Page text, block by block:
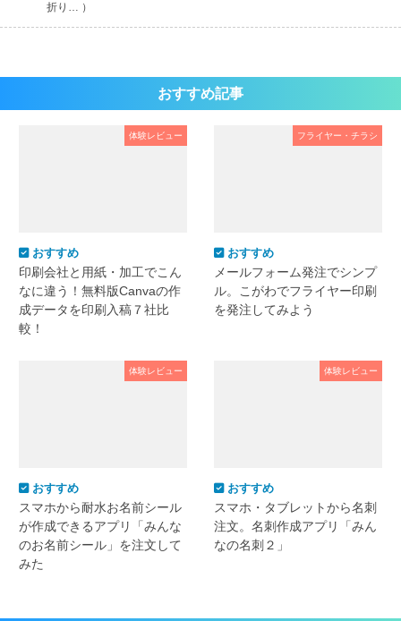
折り… ）
おすすめ記事
体験レビュー
おすすめ
印刷会社と用紙・加工でこん
なに違う！無料版Canvaの作
成データを印刷入稿７社比
較！
フライヤー・チラシ
おすすめ
メールフォーム発注でシンプ
ル。こがわでフライヤー印刷
を発注してみよう
体験レビュー
おすすめ
スマホから耐水お名前シール
が作成できるアプリ「みんな
のお名前シール」を注文して
みた
体験レビュー
おすすめ
スマホ・タブレットから名刺
注文。名刺作成アプリ「みん
なの名刺２」